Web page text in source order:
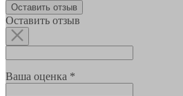
Оставить отзыв
Оставить отзыв
Ваша оценка *